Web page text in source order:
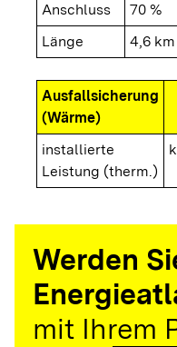
Anschluss
70 %
Länge
4,6 km
Ausfallsicherung
(Wärme)
installierte
Leistung (therm.)
Werden
mit Ihrem